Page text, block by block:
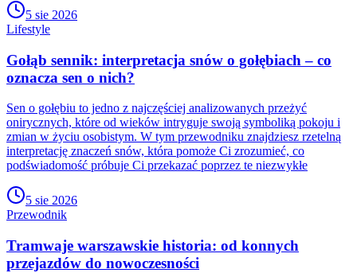
5 sie 2026
Lifestyle
Gołąb sennik: interpretacja snów o gołębiach – co
oznacza sen o nich?
Sen o gołębiu to jedno z najczęściej analizowanych przeżyć
onirycznych, które od wieków intryguje swoją symboliką pokoju i
zmian w życiu osobistym. W tym przewodniku znajdziesz rzetelną
interpretację znaczeń snów, która pomoże Ci zrozumieć, co
podświadomość próbuje Ci przekazać poprzez te niezwykłe
5 sie 2026
Przewodnik
Tramwaje warszawskie historia: od konnych
przejazdów do nowoczesności